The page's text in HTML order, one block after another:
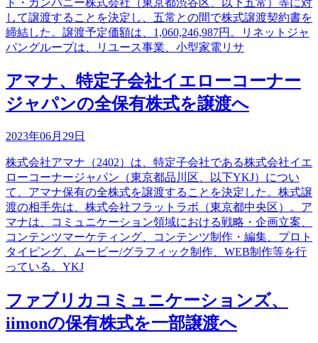
ド・カンパニー株式会社（東京都渋谷区、以下五常）等に対
して譲渡することを決定し、五常との間で株式譲渡契約書を
締結した。譲渡予定価額は、1,060,246,987円。リネットジャ
パングループは、リユース事業、小型家電リサ
アマナ、特定子会社イエローコーナー
ジャパンの全保有株式を譲渡へ
2023年06月29日
株式会社アマナ（2402）は、特定子会社である株式会社イエ
ローコーナージャパン（東京都品川区、以下YKJ）につい
て、アマナ保有の全株式を譲渡することを決定した。株式譲
渡の相手先は、株式会社フラットラボ（東京都中央区）。ア
マナは、コミュニケーション領域における戦略・企画立案、
コンテンツマーケティング、コンテンツ制作・編集、プロト
タイピング、ムービー/グラフィック制作、WEB制作等を行
っている。YKJ
ファブリカコミュニケーションズ、
iimonの保有株式を一部譲渡へ